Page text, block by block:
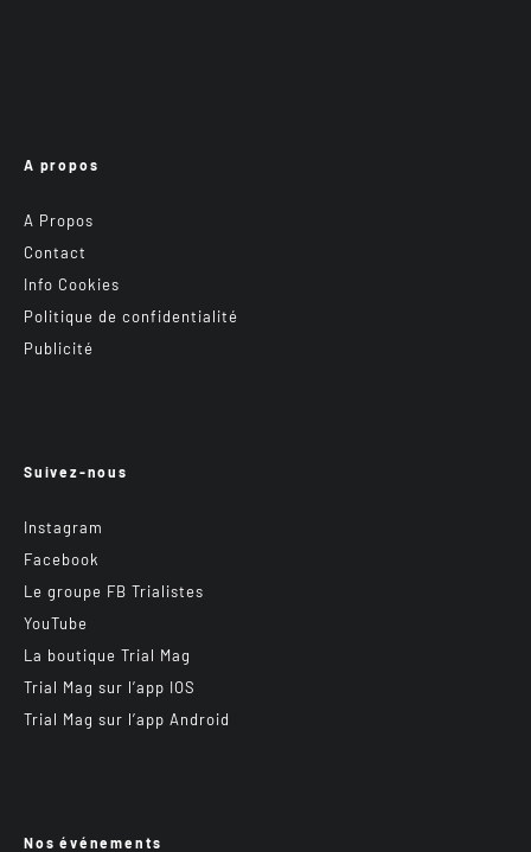
A propos
A Propos
Contact
Info Cookies
Politique de confidentialité
Publicité
Suivez-nous
Instagram
Facebook
Le groupe FB Trialistes
YouTube
La boutique Trial Mag
Trial Mag sur l’app IOS
Trial Mag sur l’app Android
Nos événements